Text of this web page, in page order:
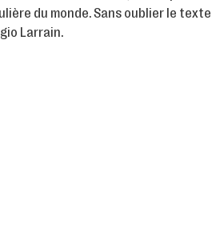
du monde. Sans oublier le texte
Larrain.